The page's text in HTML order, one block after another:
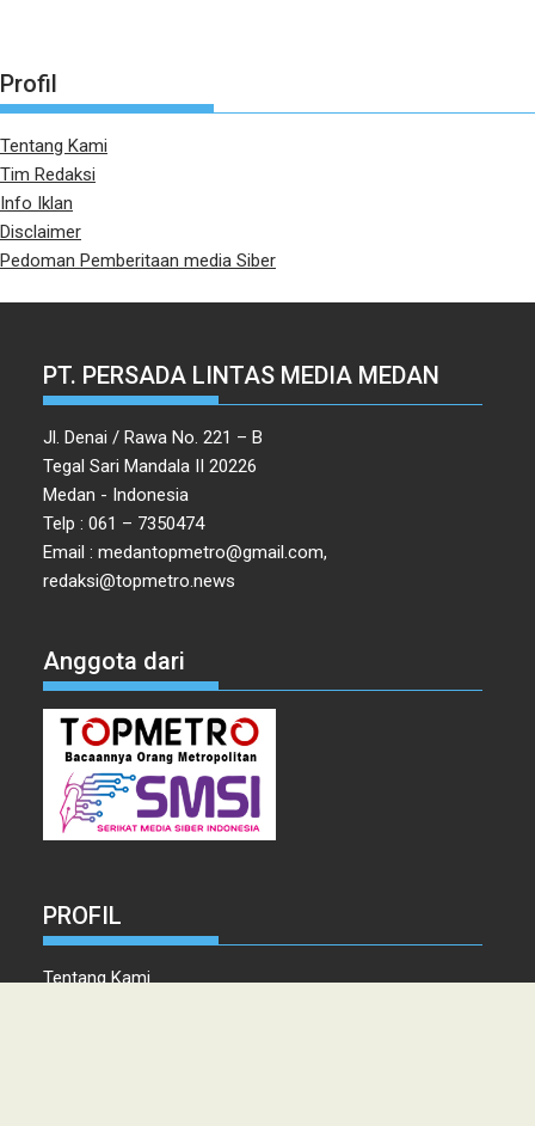
Profil
Tentang Kami
Tim Redaksi
Info Iklan
Disclaimer
Pedoman Pemberitaan media Siber
PT. PERSADA LINTAS MEDIA MEDAN
Jl. Denai / Rawa No. 221 – B
Tegal Sari Mandala II 20226
Medan - Indonesia
Telp : 061 – 7350474
Email : medantopmetro@gmail.com,
redaksi@topmetro.news
Anggota dari
PROFIL
Tentang Kami